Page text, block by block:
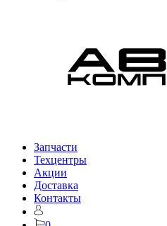
Запчасти
Техцентры
Акции
Доставка
Контакты